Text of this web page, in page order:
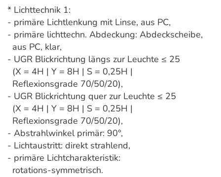
* Lichttechnik 1:
- primäre Lichtlenkung mit Linse, aus PC,
- primäre lichttechn. Abdeckung: Abdeckscheibe,
aus PC, klar,
- UGR Blickrichtung längs zur Leuchte ≤ 25
(X = 4H | Y = 8H | S = 0,25H |
Reflexionsgrade 70/50/20),
- UGR Blickrichtung quer zur Leuchte ≤ 25
(X = 4H | Y = 8H | S = 0,25H |
Reflexionsgrade 70/50/20),
- Abstrahlwinkel primär: 90°,
- Lichtaustritt: direkt strahlend,
- primäre Lichtcharakteristik:
rotations-symmetrisch.